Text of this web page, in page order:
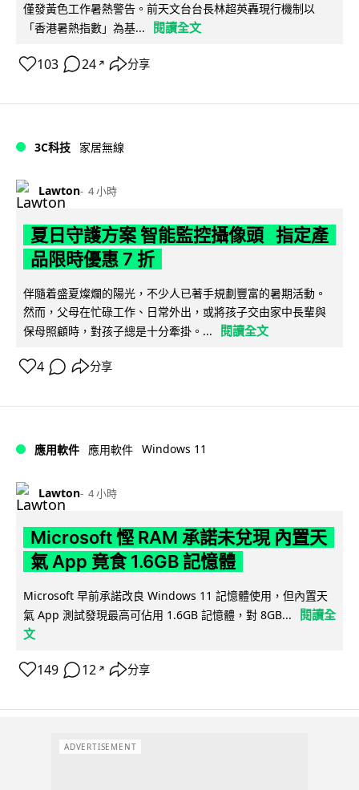
僅發黃色工作暑熱警告。前天文台台長林超英轟現行機制以
「香港暑熱指數」為基...
閱讀全文
103 24 ↗ 分享
3C科技 家居無線
Lawton 4 小時
夏日守護方案 智能監控攝像頭 指定產
品限時優惠 7 折
伴隨着盛夏燦爛的陽光，不少人已著手規劃豐富的暑期活動。
然而，父母在忙碌工作、日常外出，或將孩子交由家中長輩與
保母照顧時，對孩子總是十分牽掛。...
閱讀全文
4 分享
應用軟件 應用軟件 Windows 11
Lawton 4 小時
Microsoft 慳 RAM 承諾未兌現 內置天
氣 App 竟食 1.6GB 記憶體
Microsoft 早前承諾改良 Windows 11 記憶體使用，但內置天
氣 App 測試發現最高可佔用 1.6GB 記憶體，對 8GB...
閱讀全
文
149 12 ↗ 分享
ADVERTISEMENT